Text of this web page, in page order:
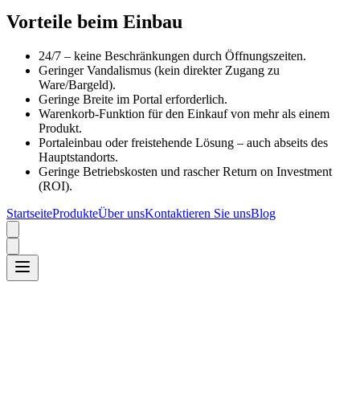
Vorteile beim Einbau
24/7 – keine Beschränkungen durch Öffnungszeiten.
Geringer Vandalismus (kein direkter Zugang zu
Ware/Bargeld).
Geringe Breite im Portal erforderlich.
Warenkorb-Funktion für den Einkauf von mehr als einem
Produkt.
Portaleinbau oder freistehende Lösung – auch abseits des
Hauptstandorts.
Geringe Betriebskosten und rascher Return on Investment
(ROI).
StartseiteProdukteÜber unsKontaktieren Sie unsBlog